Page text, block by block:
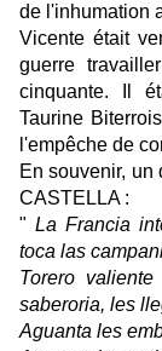
de l'inhumation
Vicente était
guerre
cinquante.
Taurine
l'empêche de
En souvenir,
CASTELLA :
"La Francia
toca las
Torero
saberoria, les
Aguanta les